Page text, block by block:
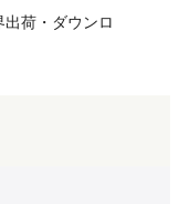
出荷・ダウンロ